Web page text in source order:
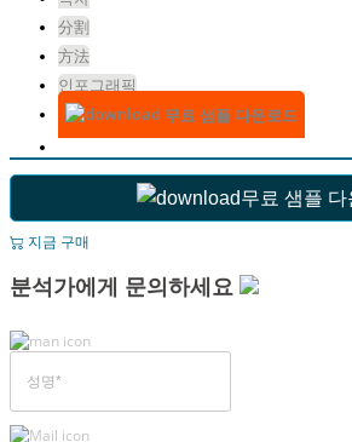
分割
方法
인포그래픽
무료 샘플 다운로드
무료 샘플 다
지금 구매
분석가에게 문의하세요